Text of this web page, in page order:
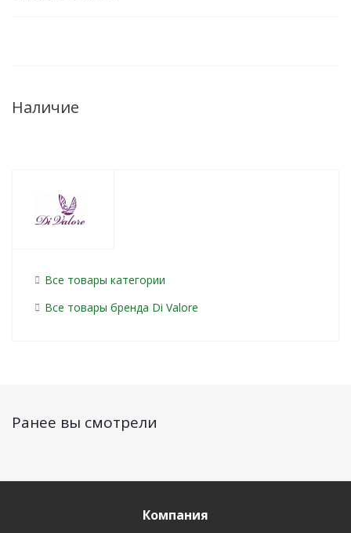
Наличие
Все товары категории
Все товары бренда Di Valore
Ранее вы смотрели
Компания